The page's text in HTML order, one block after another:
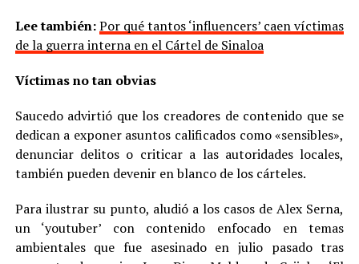
Lee también:Por qué tantos ‘influencers’ caen víctimas
de la guerra interna en el Cártel de Sinaloa
Víctimas no tan obvias
Saucedo advirtió que los creadores de contenido que se
dedican a exponer asuntos calificados como «sensibles»,
denunciar delitos o criticar a las autoridades locales,
también pueden devenir en blanco de los cárteles.
Para ilustrar su punto, aludió a los casos de Alex Serna,
un ‘youtuber’ con contenido enfocado en temas
ambientales que fue asesinado en julio pasado tras